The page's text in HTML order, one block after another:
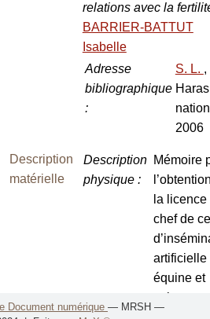
relations avec la
BARRIER-BATTUT
Isabelle
Adresse
bibliographique
:
S. L. ,
Haras
2006
Description
matérielle
Description
physique:
Mémoire
la licence
chef de
artificielle
équine et
asine
Document numérique — MRSH —